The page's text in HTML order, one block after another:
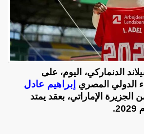
الدنماركي، اليوم، على
الدولي المصري
إبراهيم عادل
الإماراتي، بعقد يمتد
.